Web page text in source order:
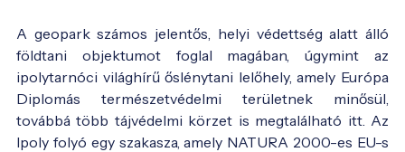
A geopark számos jelentős, helyi védettség alatt álló
földtani objektumot foglal magában, úgymint az
ipolytarnóci világhírű őslénytani lelőhely, amely Európa
Diplomás természetvédelmi területnek minősül,
továbbá több tájvédelmi körzet is megtalálható itt. Az
Ipoly folyó egy szakasza, amely NATURA 2000-es EU-s